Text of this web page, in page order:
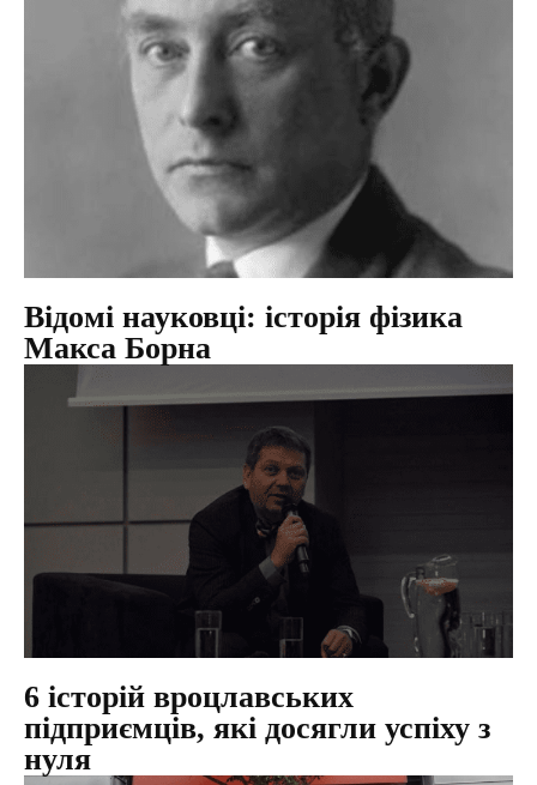
Відомі науковці: історія фізика
Макса Борна
6 історій вроцлавських
підприємців, які досягли успіху з
нуля